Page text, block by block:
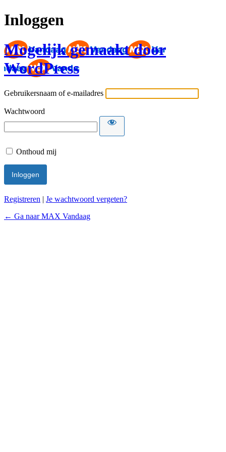
Inloggen
Mogelijk gemaakt door
WordPress
Gebruikersnaam of e-mailadres
Wachtwoord
Onthoud mij
Registreren | Je wachtwoord vergeten?
← Ga naar MAX Vandaag